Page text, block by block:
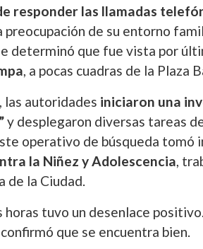
responder las llamadas
de su entorno
determinó que fue vista por
, a pocas cuadras de la Plaza
las autoridades iniciaron una
y desplegaron diversas tareas
operativo de búsqueda tomó
la Niñez y Adolescencia,
de la Ciudad.
tuvo un desenlace
que se encuentra bien.